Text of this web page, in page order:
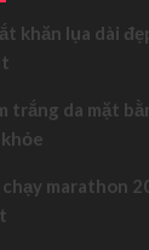
khăn lụa dài
trắng da mặt
chạy marathon